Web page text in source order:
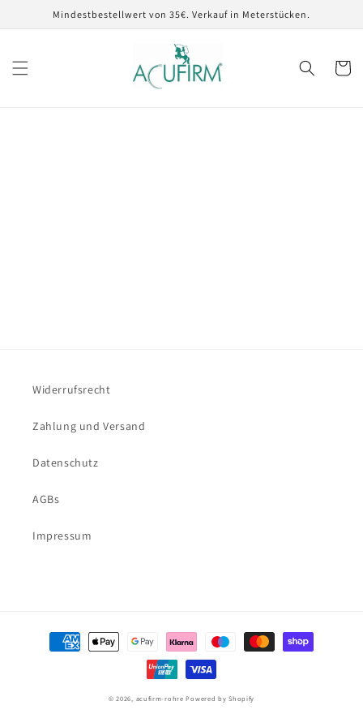
Inhalt
Mindestbestellwert von 35€. Verkauf in Meterstücken.
Widerrufsrecht
Zahlung und Versand
Datenschutz
AGBs
Impressum
Zahlungsmethoden
© 2026, acufirm-rohre Powered by Shopify